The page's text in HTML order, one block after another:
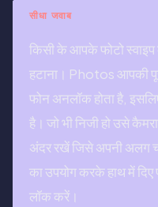
सीधा जवाब
किसी के आपके फोटो स्वाइप
हटाना। Photos आपकी
फोन अनलॉक होता है,
है। जो भी निजी हो उसे
अंदर रखें जिसे अपनी अलग
का उपयोग करके हाथ में
लॉक करें।